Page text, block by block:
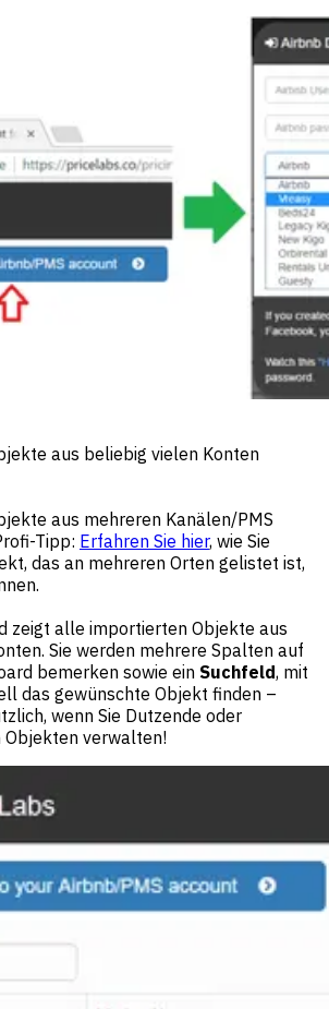
aus beliebig vielen Konten
aus mehreren Kanälen/PMS
Tipp: Erfahren Sie hier, wie Sie
das an mehreren Orten gelistet ist,
zeigt alle importierten Objekte aus
Sie werden mehrere Spalten auf
bemerken sowie ein Suchfeld, mit
das gewünschte Objekt finden –
wenn Sie Dutzende oder
Objekten verwalten!